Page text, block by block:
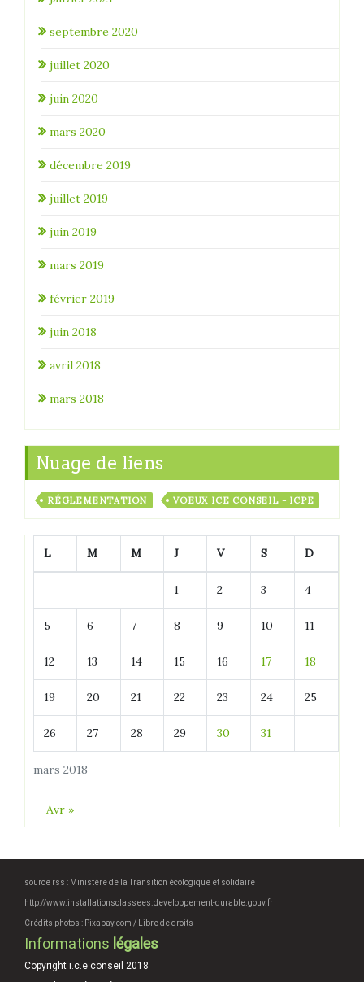
septembre 2020
juillet 2020
juin 2020
mars 2020
décembre 2019
juillet 2019
juin 2019
mars 2019
février 2019
juin 2018
avril 2018
mars 2018
Nuage de liens
RÉGLEMENTATION VOEUX ICE CONSEIL - ICPE
mars 2018
L M M J V S D
1 2 3 4
5 6 7 8 9 10 11
12 13 14 15 16 17 18
19 20 21 22 23 24 25
26 27 28 29 30 31
Avr »
source rss : Ministère de la Transition écologique et solidaire
http://www.installationsclassees.developpement-durable.gouv.fr
Crédits photos : Pixabay.com / Libre de droits
Informations légales
Copyright i.c.e conseil 2018